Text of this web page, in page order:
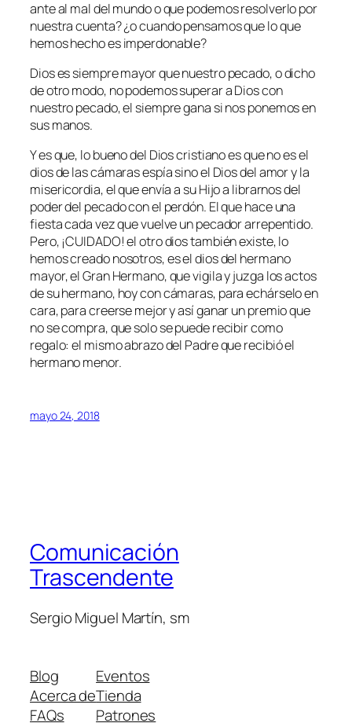
ante al mal del mundo o que podemos resolverlo por
nuestra cuenta? ¿o cuando pensamos que lo que
hemos hecho es imperdonable?
Dios es siempre mayor que nuestro pecado, o dicho
de otro modo, no podemos superar a Dios con
nuestro pecado, el siempre gana si nos ponemos en
sus manos.
Y es que, lo bueno del Dios cristiano es que no es el
dios de las cámaras espía sino el Dios del amor y la
misericordia, el que envía a su Hijo a librarnos del
poder del pecado con el perdón. El que hace una
fiesta cada vez que vuelve un pecador arrepentido.
Pero, ¡CUIDADO! el otro dios también existe, lo
hemos creado nosotros, es el dios del hermano
mayor, el Gran Hermano, que vigila y juzga los actos
de su hermano, hoy con cámaras, para echárselo en
cara, para creerse mejor y así ganar un premio que
no se compra, que solo se puede recibir como
regalo: el mismo abrazo del Padre que recibió el
hermano menor.
mayo 24, 2018
Comunicación
Trascendente
Sergio Miguel Martín, sm
Blog
Acerca de
FAQs
Eventos
Tienda
Patrones